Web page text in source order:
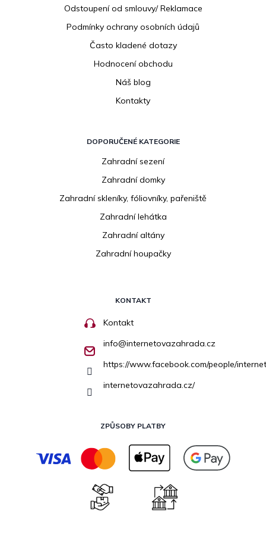
Odstoupení od smlouvy/ Reklamace
Podmínky ochrany osobních údajů
Často kladené dotazy
Hodnocení obchodu
Náš blog
Kontakty
DOPORUČENÉ KATEGORIE
Zahradní sezení
Zahradní domky
Zahradní skleníky, fóliovníky, pařeniště
Zahradní lehátka
Zahradní altány
Zahradní houpačky
KONTAKT
Kontakt
info@internetovazahrada.cz
https://www.facebook.com/people/
internetovazahrada.cz/
ZPŮSOBY PLATBY